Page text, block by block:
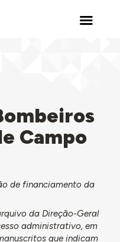
Campo
de financiamento da
da Direção-Geral
administrativo, em
que indicam